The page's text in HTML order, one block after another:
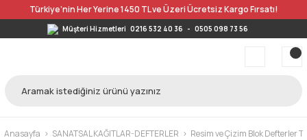
Türkiye’nin Her Yerine 1450 TL ve Üzeri Ücretsiz Kargo Fırsatı!
Müşteri Hizmetleri 0216 532 40 36 - 0505 098 73 56
Anasayfa SANATSAL KAĞITLAR-DEFTERLER Resim ve Çizim Blok Defterler